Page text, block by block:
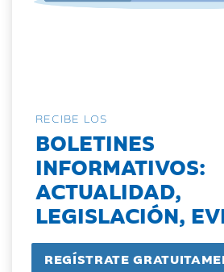
RECIBE LOS
BOLETINES
INFORMATIVOS:
ACTUALIDAD,
LEGISLACIÓN,